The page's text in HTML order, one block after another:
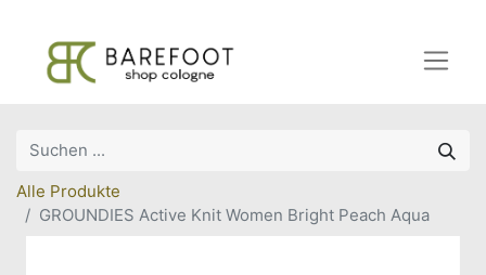
Alle Produkte
GROUNDIES Active Knit Women Bright Peach Aqua